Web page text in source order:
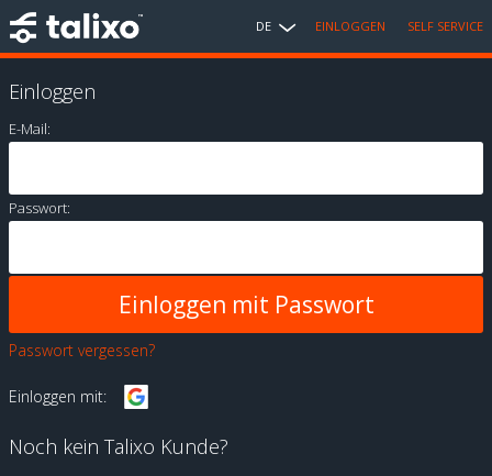
DE EINLOGGEN SELF SERVICE
Einloggen
E-Mail:
Passwort:
Passwort vergessen?
Einloggen mit:
Noch kein Talixo Kunde?